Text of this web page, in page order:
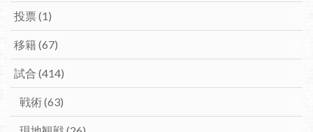
投票 (1)
移籍(67)
試合 (414)
戦術(63)